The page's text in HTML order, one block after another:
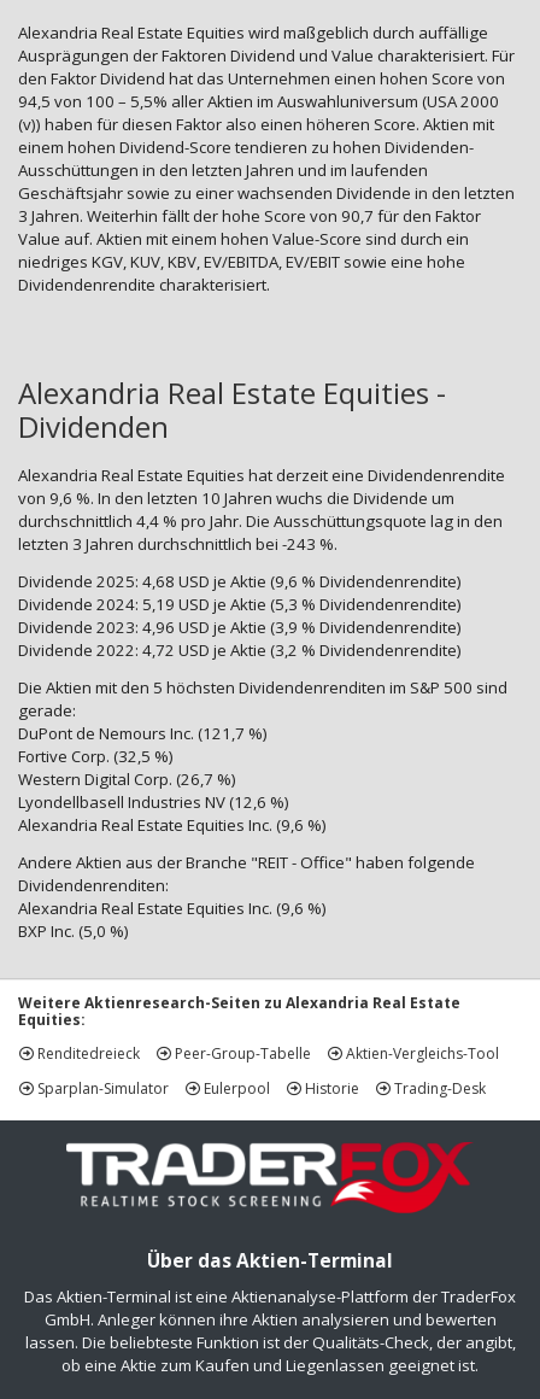
Alexandria Real Estate Equities wird maßgeblich durch auffällige
Ausprägungen der Faktoren Dividend und Value charakterisiert. Für
den Faktor Dividend hat das Unternehmen einen hohen Score von
94,5 von 100 – 5,5% aller Aktien im Auswahluniversum (USA 2000
(v)) haben für diesen Faktor also einen höheren Score. Aktien mit
einem hohen Dividend-Score tendieren zu hohen Dividenden-
Ausschüttungen in den letzten Jahren und im laufenden
Geschäftsjahr sowie zu einer wachsenden Dividende in den letzten
3 Jahren. Weiterhin fällt der hohe Score von 90,7 für den Faktor
Value auf. Aktien mit einem hohen Value-Score sind durch ein
niedriges KGV, KUV, KBV, EV/EBITDA, EV/EBIT sowie eine hohe
Dividendenrendite charakterisiert.
Alexandria Real Estate Equities -
Dividenden
Alexandria Real Estate Equities hat derzeit eine Dividendenrendite
von 9,6 %. In den letzten 10 Jahren wuchs die Dividende um
durchschnittlich 4,4 % pro Jahr. Die Ausschüttungsquote lag in den
letzten 3 Jahren durchschnittlich bei -243 %.
Dividende 2025: 4,68 USD je Aktie (9,6 % Dividendenrendite)
Dividende 2024: 5,19 USD je Aktie (5,3 % Dividendenrendite)
Dividende 2023: 4,96 USD je Aktie (3,9 % Dividendenrendite)
Dividende 2022: 4,72 USD je Aktie (3,2 % Dividendenrendite)
Die Aktien mit den 5 höchsten Dividendenrenditen im S&P 500 sind
gerade:
DuPont de Nemours Inc. (121,7 %)
Fortive Corp. (32,5 %)
Western Digital Corp. (26,7 %)
Lyondellbasell Industries NV (12,6 %)
Alexandria Real Estate Equities Inc. (9,6 %)
Andere Aktien aus der Branche "REIT - Office" haben folgende
Dividendenrenditen:
Alexandria Real Estate Equities Inc. (9,6 %)
BXP Inc. (5,0 %)
Weitere Aktienresearch-Seiten zu Alexandria Real Estate
Equities:
Renditedreieck
Peer-Group-Tabelle
Aktien-Vergleichs-Tool
Sparplan-Simulator
Eulerpool Historie Trading-Desk
Über das Aktien-Terminal
Das Aktien-Terminal ist eine Aktienanalyse-Plattform der TraderFox
GmbH. Anleger können ihre Aktien analysieren und bewerten
lassen. Die beliebteste Funktion ist der Qualitäts-Check, der angibt,
ob eine Aktie zum Kaufen und Liegenlassen geeignet ist.